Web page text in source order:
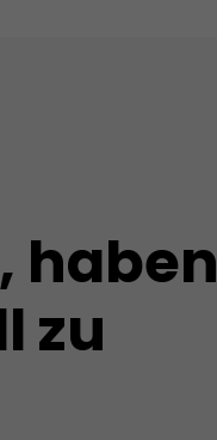
haben
zu